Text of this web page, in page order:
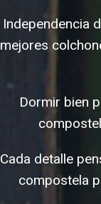
Independencia
mejores
Dormir bien
Cada detalle
compostela